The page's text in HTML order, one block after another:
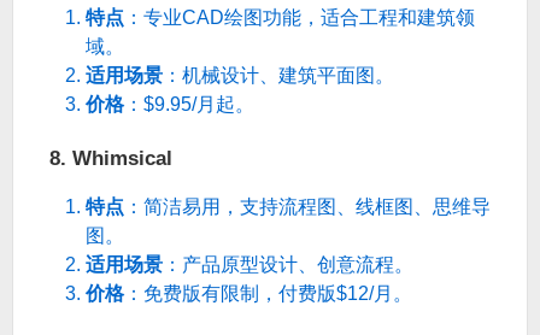
特点 ：专业CAD绘图功能，适合工程和建筑领
域。
适用场景 ：机械设计、建筑平面图。
价格：$9.95/月起。
8. Whimsical
特点 ：简洁易用，支持流程图、线框图、思维导
图。
适用场景 ：产品原型设计、创意流程。
价格：免费版有限制，付费版$12/月。